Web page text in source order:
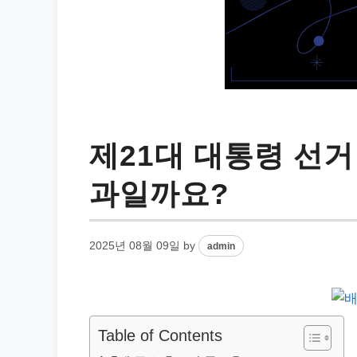
제21대 대통령 선
과일까요?
2025년 08월 09일 by admin
Table of Contents